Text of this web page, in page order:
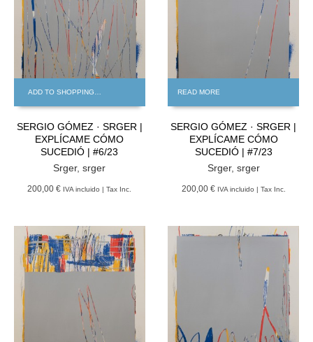
ADD TO SHOPPING BAG
SERGIO GÓMEZ · SRGER |
EXPLÍCAME CÓMO
SUCEDIÓ | #6/23
Srger,srger
200,00 € IVA incluido | Tax Inc.
READ MORE
SERGIO GÓMEZ · SRGER |
EXPLÍCAME CÓMO
SUCEDIÓ | #7/23
Srger, srger
200,00 € IVA incluido | Tax Inc.